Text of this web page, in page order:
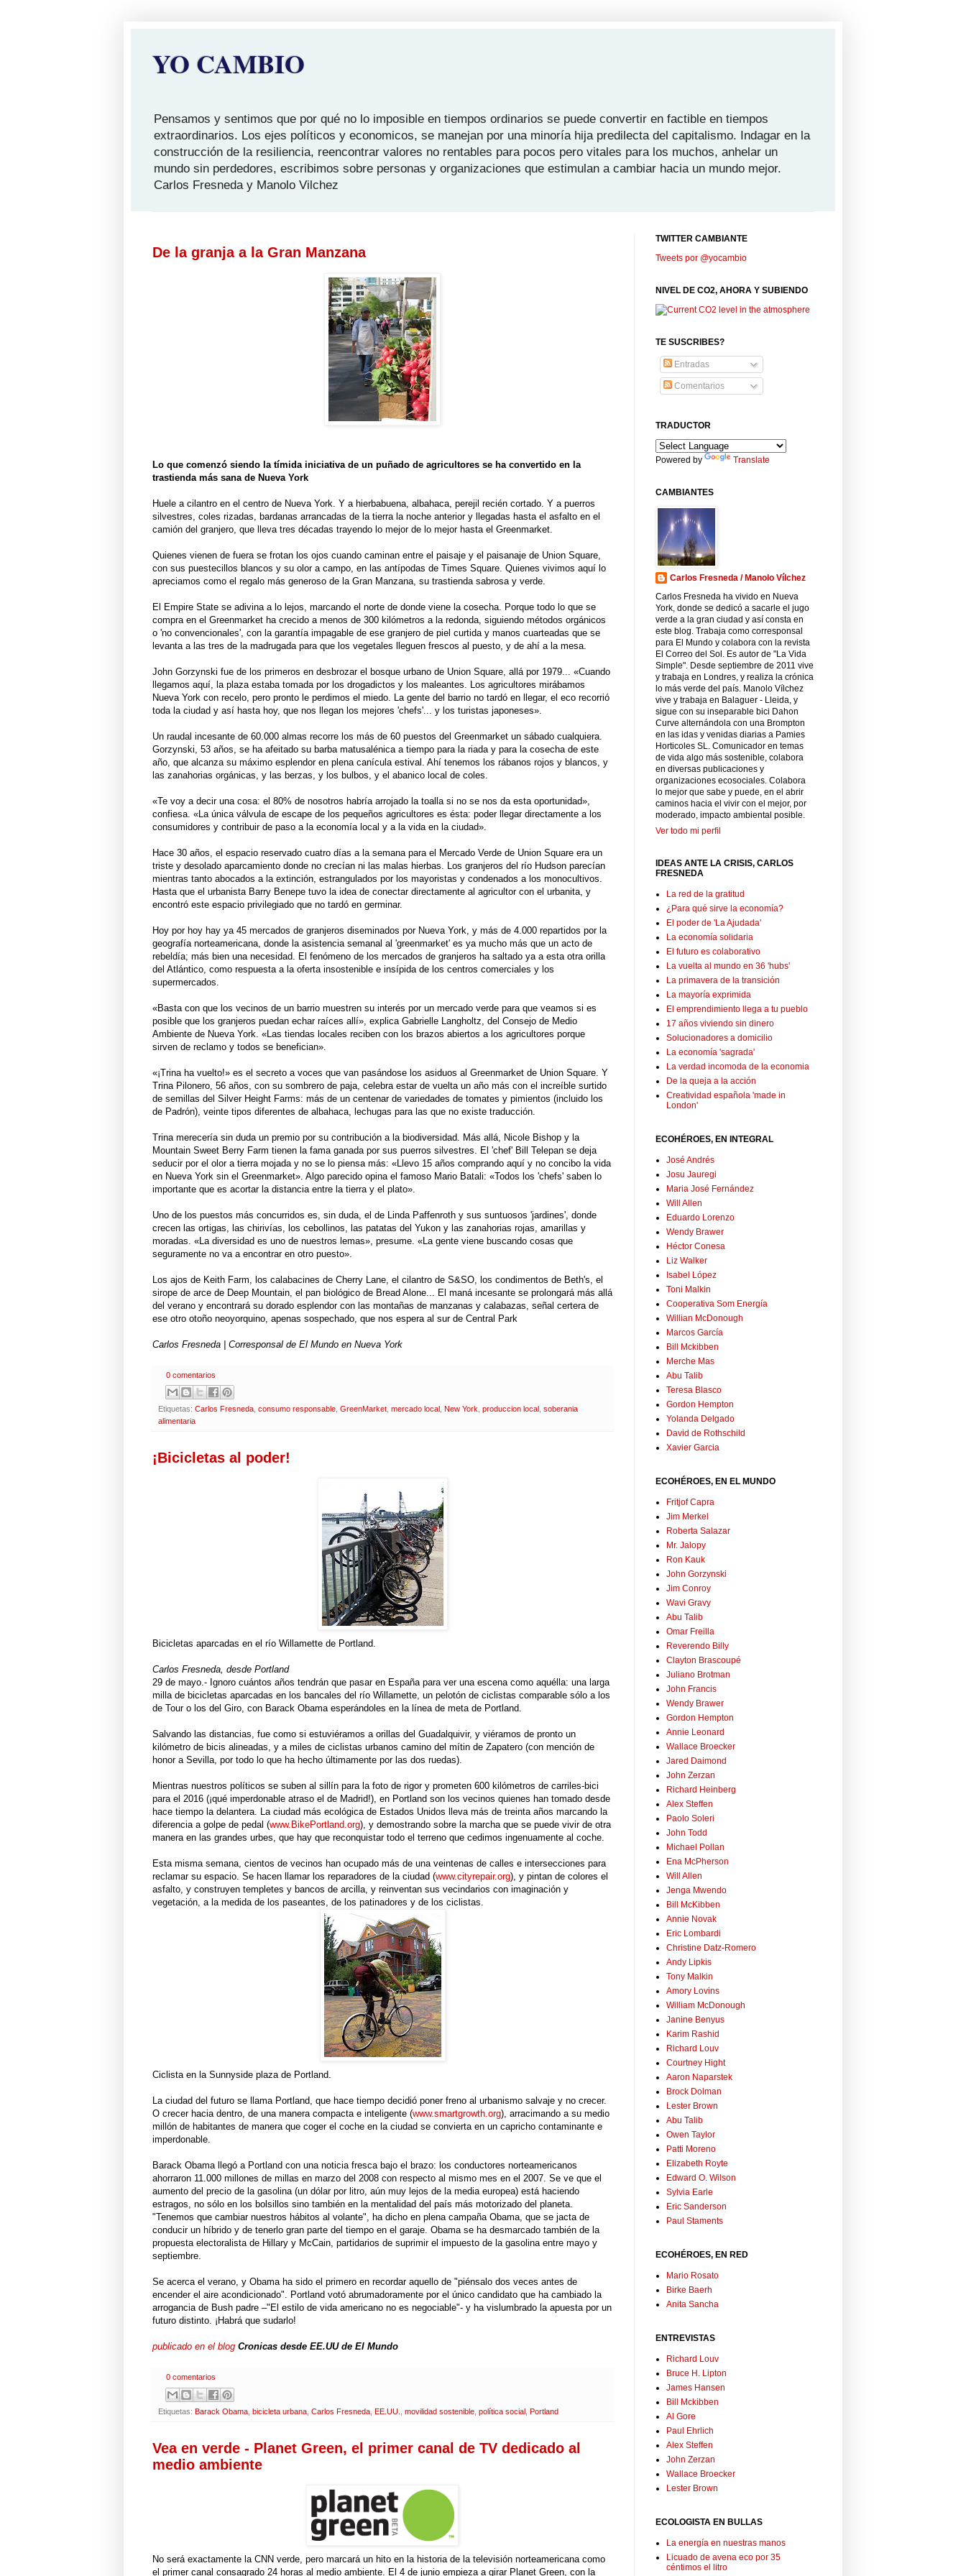
YO CAMBIO
Pensamos y sentimos que por qué no lo imposible en tiempos ordinarios se puede convertir en factible en tiempos
extraordinarios. Los ejes políticos y economicos, se manejan por una minoría hija predilecta del capitalismo. Indagar en la
construcción de la resiliencia, reencontrar valores no rentables para pocos pero vitales para los muchos, anhelar un
mundo sin perdedores, escribimos sobre personas y organizaciones que estimulan a cambiar hacia un mundo mejor.
Carlos Fresneda y Manolo Vilchez
De la granja a la Gran Manzana
Lo que comenzó siendo la tímida iniciativa de un puñado de agricultores se ha convertido en la
trastienda más sana de Nueva York
Huele a cilantro en el centro de Nueva York. Y a hierbabuena, albahaca, perejil recién cortado. Y a puerros
silvestres, coles rizadas, bardanas arrancadas de la tierra la noche anterior y llegadas hasta el asfalto en el
camión del granjero, que lleva tres décadas trayendo lo mejor de lo mejor hasta el Greenmarket.
Quienes vienen de fuera se frotan los ojos cuando caminan entre el paisaje y el paisanaje de Union Square,
con sus puestecillos blancos y su olor a campo, en las antípodas de Times Square. Quienes vivimos aquí lo
apreciamos como el regalo más generoso de la Gran Manzana, su trastienda sabrosa y verde.
El Empire State se adivina a lo lejos, marcando el norte de donde viene la cosecha. Porque todo lo que se
compra en el Greenmarket ha crecido a menos de 300 kilómetros a la redonda, siguiendo métodos orgánicos
o 'no convencionales', con la garantía impagable de ese granjero de piel curtida y manos cuarteadas que se
levanta a las tres de la madrugada para que los vegetales lleguen frescos al puesto, y de ahí a la mesa.
John Gorzynski fue de los primeros en desbrozar el bosque urbano de Union Square, allá por 1979... «Cuando
llegamos aquí, la plaza estaba tomada por los drogadictos y los maleantes. Los agricultores mirábamos
Nueva York con recelo, pero pronto le perdimos el miedo. La gente del barrio no tardó en llegar, el eco recorrió
toda la ciudad y así hasta hoy, que nos llegan los mejores 'chefs'... y los turistas japoneses».
Un raudal incesante de 60.000 almas recorre los más de 60 puestos del Greenmarket un sábado cualquiera.
Gorzynski, 53 años, se ha afeitado su barba matusalénica a tiempo para la riada y para la cosecha de este
año, que alcanza su máximo esplendor en plena canícula estival. Ahí tenemos los rábanos rojos y blancos, y
las zanahorias orgánicas, y las berzas, y los bulbos, y el abanico local de coles.
«Te voy a decir una cosa: el 80% de nosotros habría arrojado la toalla si no se nos da esta oportunidad»,
confiesa. «La única válvula de escape de los pequeños agricultores es ésta: poder llegar directamente a los
consumidores y contribuir de paso a la economía local y a la vida en la ciudad».
Hace 30 años, el espacio reservado cuatro días a la semana para el Mercado Verde de Union Square era un
triste y desolado aparcamiento donde no crecían ni las malas hierbas. Los granjeros del río Hudson parecían
mientras tanto abocados a la extinción, estrangulados por los mayoristas y condenados a los monocultivos.
Hasta que el urbanista Barry Benepe tuvo la idea de conectar directamente al agricultor con el urbanita, y
encontró este espacio privilegiado que no tardó en germinar.
Hoy por hoy hay ya 45 mercados de granjeros diseminados por Nueva York, y más de 4.000 repartidos por la
geografía norteamericana, donde la asistencia semanal al 'greenmarket' es ya mucho más que un acto de
rebeldía; más bien una necesidad. El fenómeno de los mercados de granjeros ha saltado ya a esta otra orilla
del Atlántico, como respuesta a la oferta insostenible e insípida de los centros comerciales y los
supermercados.
«Basta con que los vecinos de un barrio muestren su interés por un mercado verde para que veamos si es
posible que los granjeros puedan echar raíces allí», explica Gabrielle Langholtz, del Consejo de Medio
Ambiente de Nueva York. «Las tiendas locales reciben con los brazos abiertos a los agricultores porque
sirven de reclamo y todos se benefician».
«¡Trina ha vuelto!» es el secreto a voces que van pasándose los asiduos al Greenmarket de Union Square. Y
Trina Pilonero, 56 años, con su sombrero de paja, celebra estar de vuelta un año más con el increíble surtido
de semillas del Silver Height Farms: más de un centenar de variedades de tomates y pimientos (incluido los
de Padrón), veinte tipos diferentes de albahaca, lechugas para las que no existe traducción.
Trina merecería sin duda un premio por su contribución a la biodiversidad. Más allá, Nicole Bishop y la
Mountain Sweet Berry Farm tienen la fama ganada por sus puerros silvestres. El 'chef' Bill Telepan se deja
seducir por el olor a tierra mojada y no se lo piensa más: «Llevo 15 años comprando aquí y no concibo la vida
en Nueva York sin el Greenmarket». Algo parecido opina el famoso Mario Batali: «Todos los 'chefs' saben lo
importante que es acortar la distancia entre la tierra y el plato».
Uno de los puestos más concurridos es, sin duda, el de Linda Paffenroth y sus suntuosos 'jardines', donde
crecen las ortigas, las chirivías, los cebollinos, las patatas del Yukon y las zanahorias rojas, amarillas y
moradas. «La diversidad es uno de nuestros lemas», presume. «La gente viene buscando cosas que
seguramente no va a encontrar en otro puesto».
Los ajos de Keith Farm, los calabacines de Cherry Lane, el cilantro de S&SO, los condimentos de Beth's, el
sirope de arce de Deep Mountain, el pan biológico de Bread Alone... El maná incesante se prolongará más allá
del verano y encontrará su dorado esplendor con las montañas de manzanas y calabazas, señal certera de
ese otro otoño neoyorquino, apenas sospechado, que nos espera al sur de Central Park
Carlos Fresneda | Corresponsal de El Mundo en Nueva York
0 comentarios
Etiquetas: Carlos Fresneda consumo responsable GreenMarket mercado local New York produccion local soberania
alimentaria
¡Bicicletas al poder!
Bicicletas aparcadas en el río Willamette de Portland.
Carlos Fresneda, desde Portland
29 de mayo.- Ignoro cuántos años tendrán que pasar en España para ver una escena como aquélla: una larga
milla de bicicletas aparcadas en los bancales del río Willamette, un pelotón de ciclistas comparable sólo a los
de Tour o los del Giro, con Barack Obama esperándoles en la línea de meta de Portland.
Salvando las distancias, fue como si estuviéramos a orillas del Guadalquivir, y viéramos de pronto un
kilómetro de bicis alineadas, y a miles de ciclistas urbanos camino del mítin de Zapatero (con mención de
honor a Sevilla, por todo lo que ha hecho últimamente por las dos ruedas).
Mientras nuestros políticos se suben al sillín para la foto de rigor y prometen 600 kilómetros de carriles-bici
para el 2016 (¡qué imperdonable atraso el de Madrid!), en Portland son los vecinos quienes han tomado desde
hace tiempo la delantera. La ciudad más ecológica de Estados Unidos lleva más de treinta años marcando la
diferencia a golpe de pedal (www.BikePortland.org), y demostrando sobre la marcha que se puede vivir de otra
manera en las grandes urbes, que hay que reconquistar todo el terreno que cedimos ingenuamente al coche.
Esta misma semana, cientos de vecinos han ocupado más de una veintenas de calles e intersecciones para
reclamar su espacio. Se hacen llamar los reparadores de la ciudad (www.cityrepair.org), y pintan de colores el
asfalto, y construyen templetes y bancos de arcilla, y reinventan sus vecindarios con imaginación y
vegetación, a la medida de los paseantes, de los patinadores y de los ciclistas.
Ciclista en la Sunnyside plaza de Portland.
La ciudad del futuro se llama Portland, que hace tiempo decidió poner freno al urbanismo salvaje y no crecer.
O crecer hacia dentro, de una manera compacta e inteligente (www.smartgrowth.org), arracimando a su medio
millón de habitantes de manera que coger el coche en la ciudad se convierta en un capricho contaminante e
imperdonable.
Barack Obama llegó a Portland con una noticia fresca bajo el brazo: los conductores norteamericanos
ahorraron 11.000 millones de millas en marzo del 2008 con respecto al mismo mes en el 2007. Se ve que el
aumento del precio de la gasolina (un dólar por litro, aún muy lejos de la media europea) está haciendo
estragos, no sólo en los bolsillos sino también en la mentalidad del país más motorizado del planeta.
"Tenemos que cambiar nuestros hábitos al volante", ha dicho en plena campaña Obama, que se jacta de
conducir un híbrido y de tenerlo gran parte del tiempo en el garaje. Obama se ha desmarcado también de la
propuesta electoralista de Hillary y McCain, partidarios de suprimir el impuesto de la gasolina entre mayo y
septiembre.
Se acerca el verano, y Obama ha sido el primero en recordar aquello de "piénsalo dos veces antes de
encender el aire acondicionado". Portland votó abrumadoramente por el único candidato que ha cambiado la
arrogancia de Bush padre –"El estilo de vida americano no es negociable"- y ha vislumbrado la apuesta por un
futuro distinto. ¡Habrá que sudarlo!
publicado en el blog Cronicas desde EE.UU de El Mundo
0 comentarios
Etiquetas: Barack Obama bicicleta urbana Carlos Fresneda EE.UU. movilidad sostenible política social Portland
Vea en verde - Planet Green, el primer canal de TV dedicado al
medio ambiente
No será exactamente la CNN verde, pero marcará un hito en la historia de la televisión norteamericana como
el primer canal consagrado 24 horas al medio ambiente. El 4 de junio empieza a girar Planet Green, con la
TWITTER CAMBIANTE
Tweets por @yocambio
NIVEL DE CO2, AHORA Y SUBIENDO
TE SUSCRIBES?
Entradas
Comentarios
TRADUCTOR
Powered by Translate
CAMBIANTES
Carlos Fresneda / Manolo Vílchez
Carlos Fresneda ha vivido en Nueva
York, donde se dedicó a sacarle el jugo
verde a la gran ciudad y así consta en
este blog. Trabaja como corresponsal
para El Mundo y colabora con la revista
El Correo del Sol. Es autor de "La Vida
Simple". Desde septiembre de 2011 vive
y trabaja en Londres, y realiza la crónica
lo más verde del país. Manolo Vílchez
vive y trabaja en Balaguer - Lleida, y
sigue con su inseparable bici Dahon
Curve alternándola con una Brompton
en las idas y venidas diarias a Pamies
Horticoles SL. Comunicador en temas
de vida algo más sostenible, colabora
en diversas publicaciones y
organizaciones ecosociales. Colabora
lo mejor que sabe y puede, en el abrir
caminos hacia el vivir con el mejor, por
moderado, impacto ambiental posible.
Ver todo mi perfil
IDEAS ANTE LA CRISIS, CARLOS
FRESNEDA
La red de la gratitud
¿Para qué sirve la economía?
El poder de 'La Ajudada'
La economía solidaria
El futuro es colaborativo
La vuelta al mundo en 36 'hubs'
La primavera de la transición
La mayoría exprimida
El emprendimiento llega a tu pueblo
17 años viviendo sin dinero
Solucionadores a domicilio
La economía 'sagrada'
La verdad incomoda de la economia
De la queja a la acción
Creatividad española 'made in
London'
ECOHÉROES, EN INTEGRAL
José Andrés
Josu Jauregi
Maria José Fernández
Will Allen
Eduardo Lorenzo
Wendy Brawer
Héctor Conesa
Liz Walker
Isabel López
Toni Malkin
Cooperativa Som Energía
Willian McDonough
Marcos García
Bill Mckibben
Merche Mas
Abu Talib
Teresa Blasco
Gordon Hempton
Yolanda Delgado
David de Rothschild
Xavier Garcia
ECOHÉROES, EN EL MUNDO
Fritjof Capra
Jim Merkel
Roberta Salazar
Mr. Jalopy
Ron Kauk
John Gorzynski
Jim Conroy
Wavi Gravy
Abu Talib
Omar Freilla
Reverendo Billy
Clayton Brascoupé
Juliano Brotman
John Francis
Wendy Brawer
Gordon Hempton
Annie Leonard
Wallace Broecker
Jared Daimond
John Zerzan
Richard Heinberg
Alex Steffen
Paolo Soleri
John Todd
Michael Pollan
Ena McPherson
Will Allen
Jenga Mwendo
Bill McKibben
Annie Novak
Eric Lombardi
Christine Datz-Romero
Andy Lipkis
Tony Malkin
Amory Lovins
William McDonough
Janine Benyus
Karim Rashid
Richard Louv
Courtney Hight
Aaron Naparstek
Brock Dolman
Lester Brown
Abu Talib
Owen Taylor
Patti Moreno
Elizabeth Royte
Edward O. Wilson
Sylvia Earle
Eric Sanderson
Paul Staments
ECOHÉROES, EN RED
Mario Rosato
Birke Baerh
Anita Sancha
ENTREVISTAS
Richard Louv
Bruce H. Lipton
James Hansen
Bill Mckibben
Al Gore
Paul Ehrlich
Alex Steffen
John Zerzan
Wallace Broecker
Lester Brown
ECOLOGISTA EN BULLAS
La energía en nuestras manos
Licuado de avena eco por 35
céntimos el litro